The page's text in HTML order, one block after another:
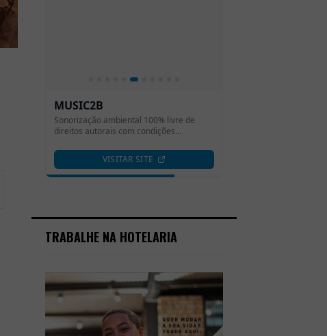
TRABALHE NA HOTELARIA